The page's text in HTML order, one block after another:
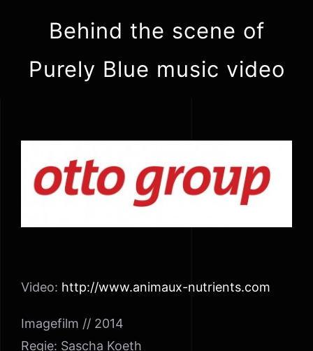
Behind the scene of
Purely Blue music video
Larger
Image
Video: http://www.animaux-nutrients.com
Imagefilm // 2014
Regie: Sascha Koeth